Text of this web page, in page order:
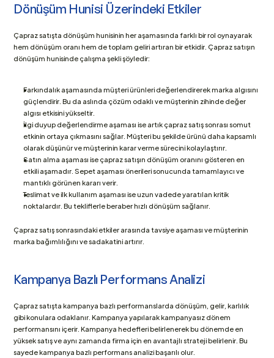
Dönüşüm Hunisi Üzerindeki Etkiler
Çapraz satışta dönüşüm hunisinin her aşamasında farklı bir rol oynayarak
hem dönüşüm oranı hem de toplam geliri artıran bir etkidir. Çapraz satışın
dönüşüm hunisinde çalışma şekli şöyledir:
Farkındalık aşamasında müşteri ürünleri değerlendirerek marka algısını
güçlendirir. Bu da aslında çözüm odaklı ve müşterinin zihinde değer
algısı etkisini yükseltir.
İlgi duyup değerlendirme aşaması ise artık çapraz satış sonrası somut
etkinin ortaya çıkmasını sağlar. Müşteri bu şekilde ürünü daha kapsamlı
olarak düşünür ve müşterinin karar verme sürecini kolaylaştırır.
Satın alma aşaması ise çapraz satışın dönüşüm oranını gösteren en
etkili aşamadır. Sepet aşaması önerileri sonucunda tamamlayıcı ve
mantıklı görünen kararı verir.
Teslimat ve ilk kullanım aşaması ise uzun vadede yaratılan kritik
noktalardır. Bu tekliflerle beraber hızlı dönüşüm sağlanır.
Çapraz satış sonrasındaki etkiler arasında tavsiye aşaması ve müşterinin
marka bağımlılığını ve sadakatini artırır.
Kampanya Bazlı Performans Analizi
Çapraz satışta kampanya bazlı performanslarda dönüşüm, gelir, karlılık
gibi konulara odaklanır. Kampanya yapılarak kampanyasız dönem
performansını içerir. Kampanya hedefleri belirlenerek bu dönemde en
yüksek satış ve aynı zamanda firma için en avantajlı strateji belirlenir. Bu
sayede kampanya bazlı performans analizi başarılı olur.